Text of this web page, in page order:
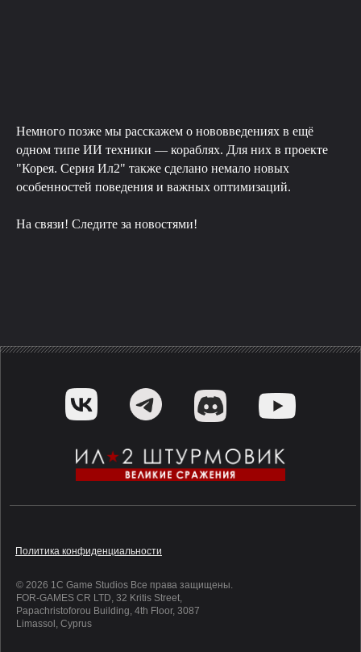
Немного позже мы расскажем о нововведениях в ещё
одном типе ИИ техники — кораблях. Для них в проекте
"Корея. Серия Ил2" также сделано немало новых
особенностей поведения и важных оптимизаций.
На связи! Следите за новостями!
© 2026 1C Game Studios Все права защищены.
FOR-GAMES CR LTD, 32 Kritis Street,
Papachristoforou Building, 4th Floor, 3087
Limassol, Cyprus
Политика конфиденциальности